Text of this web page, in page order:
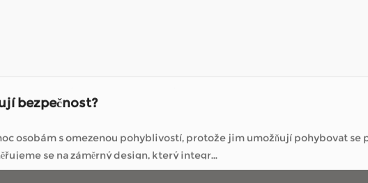
čas venku, ...
bezpečnost?
osobám s omezenou pohyblivostí, protože jim umožňují pohybovat se
výrobce invalidních vozíků , zaměřujeme se na záměrný design, který integr...
elektrické invalidní vozíky?